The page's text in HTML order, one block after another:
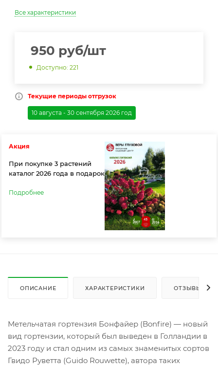
Все характеристики
950 руб/шт
Доступно: 221
Текущие периоды отгрузок
10 августа - 30 сентября 2026 год
Акция
При покупке 3 растений
каталог 2026 года в подарок
Подробнее
ОПИСАНИЕ ХАРАКТЕРИСТИКИ ОТЗЫВЫ
Метельчатая гортензия Бонфайер (Bonfire) — новый
вид гортензии, который был выведен в Голландии в
2023 году и стал одним из самых знаменитых сортов
Гвидо Руветта (Guido Rouwette), автора таких